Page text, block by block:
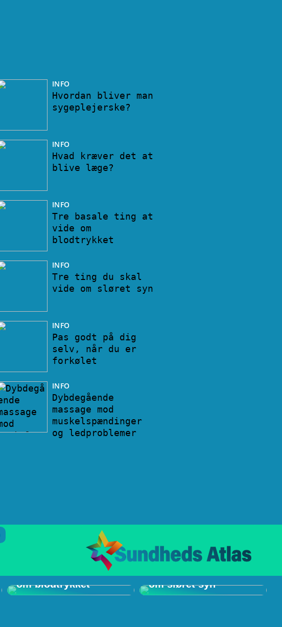
INFO
Hvordan bliver man
sygeplejerske?
INFO
Hvad kræver det at
blive læge?
INFO
Tre basale ting at
vide om
blodtrykket
INFO
Tre ting du skal
vide om sløret syn
INFO
Pas godt på dig
selv, når du er
forkølet
INFO
Dybdegående
massage mod
muskelspændinger
og ledproblemer
Tre basale ting at vide
om blodtrykket
Tre ting du skal vide
om sløret syn